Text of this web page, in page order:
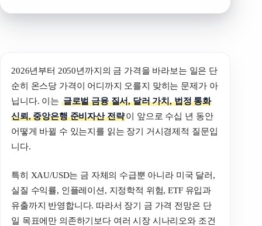
2026년부터 2050년까지의 금 가격을 바라보는 일은 단
순히 온스당 가격이 어디까지 오를지 맞히는 문제가 아
닙니다. 이는 글로벌 금융 질서, 달러 가치, 법정 통화
신뢰, 중앙은행 준비자산 전략 이 앞으로 수십 년 동안
어떻게 바뀔 수 있는지를 읽는 장기 거시경제적 질문입
니다.
특히 XAU/USD는 금 자체의 수급뿐 아니라 미국 달러,
실질 수익률, 인플레이션, 지정학적 위험, ETF 유입과
유출까지 반영합니다. 따라서 장기 금 가격 전망은 단
일 목표에만 의존하기보다 여러 시장 시나리오와 조건